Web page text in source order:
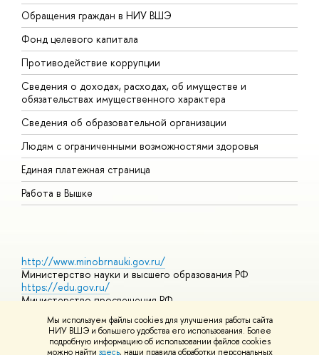
Мы используем файлы cookies для улучшения работы сайта
НИУ ВШЭ и большего удобства его использования. Более
подробную информацию об использовании файлов cookies
можно найти здесь, наши правила обработки персональных
Обращения граждан в НИУ ВШЭ
Фонд целевого капитала
Противодействие коррупции
Сведения о доходах, расходах, об имуществе и
обязательствах имущественного характера
Сведения об образовательной организации
Людям с ограниченными возможностями здоровья
Единая платежная страница
Работа в Вышке
http://www.minobrnauki.gov.ru/
Министерство науки и высшего образования РФ
https://edu.gov.ru/
Министерство просвещения РФ
https://elearning.hse.ru/mooc
Массовые открытые онлайн-курсы